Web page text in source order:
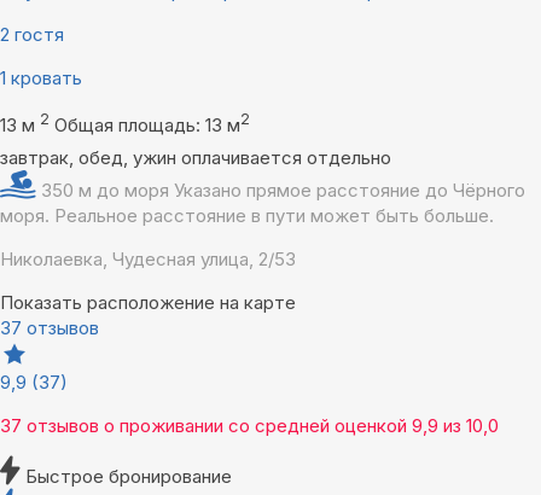
2 гостя
1 кровать
13 м 2 Общая площадь: 13 м2
завтрак, обед, ужин оплачивается отдельно
350 м до моря Указано прямое расстояние до Чёрного
моря. Реальное расстояние в пути может быть больше.
Николаевка, Чудесная улица, 2/53
Показать расположение на карте
37 отзывов
9,9 (37)
37 отзывов о проживании со средней оценкой 9,9 из 10,0
Быстрое бронирование